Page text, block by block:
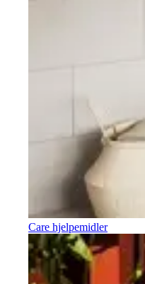
Care hjelpemidler